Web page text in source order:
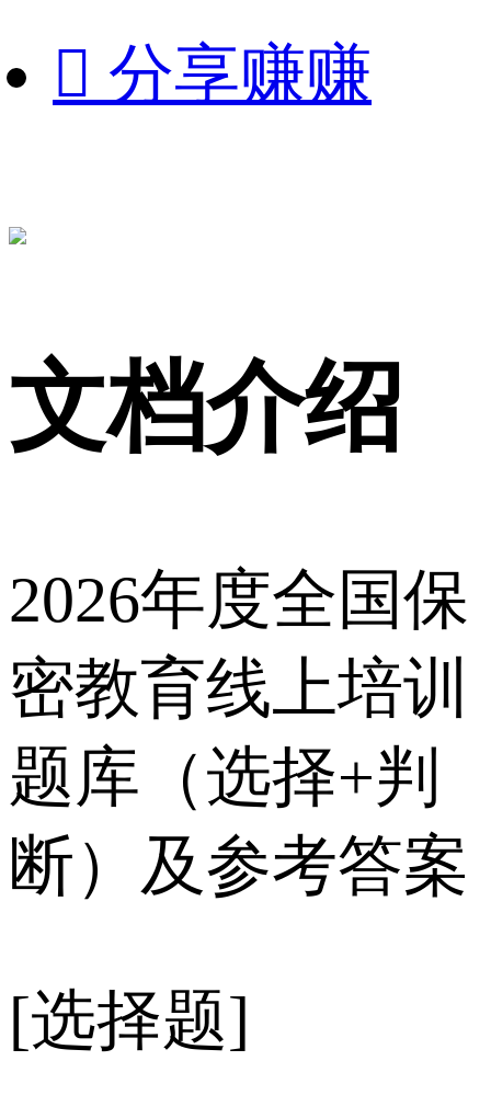
 分享赚赚
文档介绍
2026年度全国保
密教育线上培训
题库（选择+判
断）及参考答案
[选择题]